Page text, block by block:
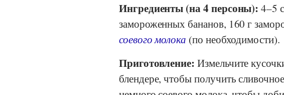
Ингредиенты (на 4 персоны): 4–5
замороженных бананов, 160 г
соевого молока (по необходимости).
Приготовление: Измельчите
блендере, чтобы получить